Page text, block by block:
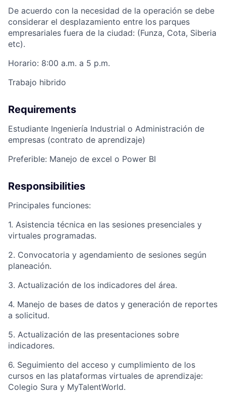
De acuerdo con la necesidad de la operación se debe
considerar el desplazamiento entre los parques
empresariales fuera de la ciudad: (Funza, Cota, Siberia
etc).
Horario: 8:00 a.m. a 5 p.m.
Trabajo hibrido
Requirements
Estudiante Ingeniería Industrial o Administración de
empresas (contrato de aprendizaje)
Preferible: Manejo de excel o Power BI
Responsibilities
Principales funciones:
1. Asistencia técnica en las sesiones presenciales y
virtuales programadas.
2. Convocatoria y agendamiento de sesiones según
planeación.
3. Actualización de los indicadores del área.
4. Manejo de bases de datos y generación de reportes
a solicitud.
5. Actualización de las presentaciones sobre
indicadores.
6. Seguimiento del acceso y cumplimiento de los
cursos en las plataformas virtuales de aprendizaje:
Colegio Sura y MyTalentWorld.